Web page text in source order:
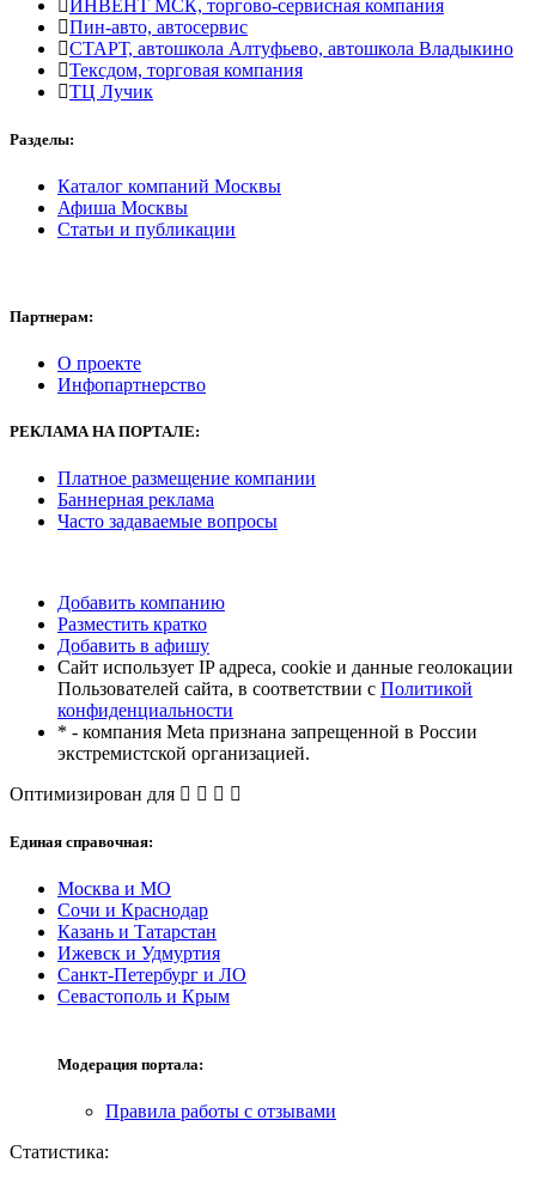
ИНВЕНТ МСК, торгово-сервисная компания
Пин-авто, автосервис
СТАРТ, автошкола Алтуфьево, автошкола Владыкино
Тексдом, торговая компания
ТЦ Лучик
Разделы:
Каталог компаний Москвы
Афиша Москвы
Статьи и публикации
Партнерам:
О проекте
Инфопартнерство
РЕКЛАМАНА ПОРТАЛЕ:
Платное размещение компании
Баннерная реклама
Часто задаваемые вопросы
Добавить компанию
Разместить кратко
Добавить в афишу
Сайт использует IP адреса, cookie и данные геолокации
Пользователей сайта, в соответствии с Политикой
конфиденциальности
* - компания Meta признана запрещенной в России
экстремистской организацией.
Оптимизирован для
Единая справочная:
Москва и МО
Сочи и Краснодар
Казань и Татарстан
Ижевск и Удмуртия
Санкт-Петербург и ЛО
Севастополь и Крым
Модерация портала:
Правила работы с отзывами
Статистика: